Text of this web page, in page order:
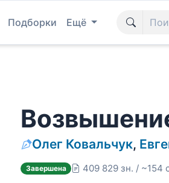
Подборки Ещё
Олег Ковальчук,
Завершена 409 829 зн. / ~154